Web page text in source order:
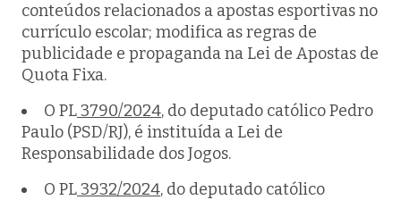
conteúdos relacionados a apostas esportivas no
currículo escolar; modifica as regras de
publicidade e propaganda na Lei de Apostas de
Quota Fixa.
O PL3790/2024, do deputado católico Pedro
Paulo (PSD/RJ), é instituída a Lei de
Responsabilidade dos Jogos.
O PL3932/2024, do deputado católico